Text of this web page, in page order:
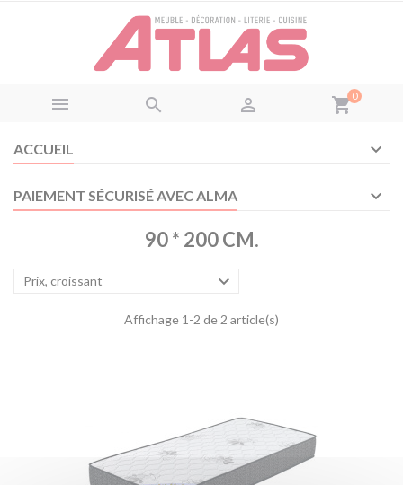
   shopping_cart0
ACCUEIL
PAIEMENT SÉCURISÉ AVEC ALMA
90 * 200 CM.
Prix, croissant 
Affichage 1-2 de 2 article(s)